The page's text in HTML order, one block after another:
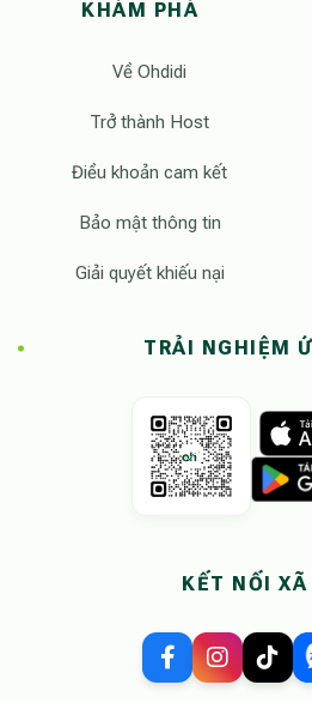
KHÁM PHÁ
Về Ohdidi
Trở thành Host
Điều khoản cam kết
Bảo mật thông tin
Giải quyết khiếu nại
TRẢI NGHIỆM
KẾT NỐI XÃ